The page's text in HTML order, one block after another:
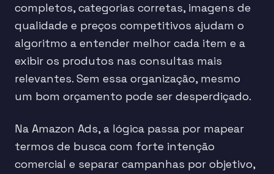
completos, categorias corretas, imagens de
qualidade e preços competitivos ajudam o
algoritmo a entender melhor cada item e a
exibir os produtos nas consultas mais
relevantes. Sem essa organização, mesmo
um bom orçamento pode ser desperdiçado.
Na Amazon Ads, a lógica passa por mapear
termos de busca com forte intenção
comercial e separar campanhas por objetivo,